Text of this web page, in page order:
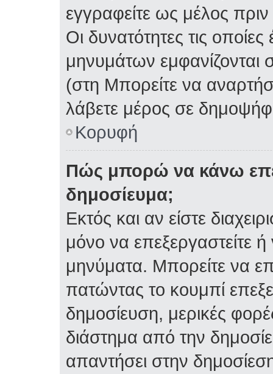
εγγραφείτε ως μέλος
Οι δυνατότητες τις
μηνυμάτων
(στη Μπορείτε να
λάβετε μέρος σε
Κορυφή
Πώς μπορώ να κάνω
δημοσίευμα;
Εκτός και αν είστε
μόνο να επεξεργαστείτε
μηνύματα. Μπορείτε να
πατώντας το κουμπί
δημοσίευση, μερικές
διάστημα από την
απαντήσει στην